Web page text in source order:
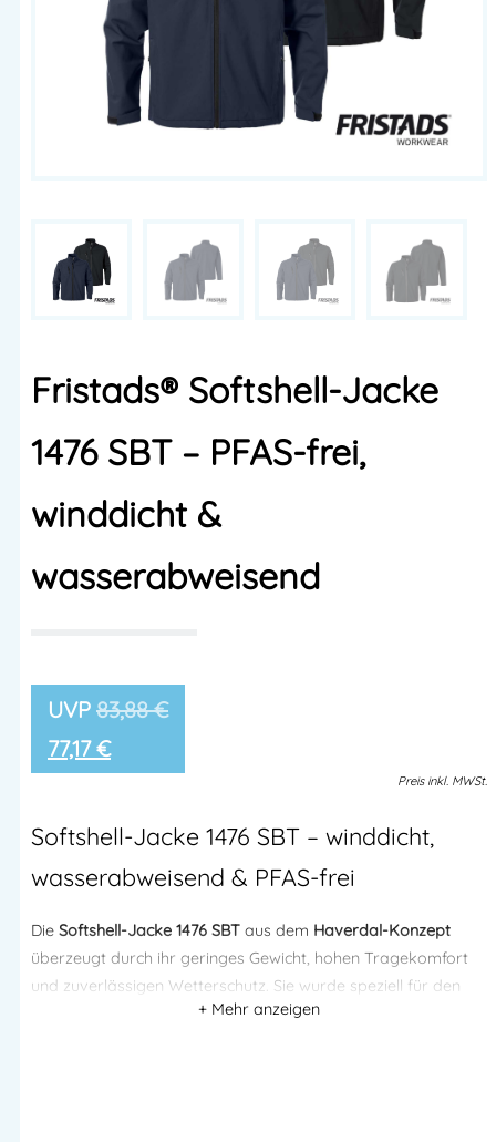
Fristads® Softshell-Jacke
1476 SBT – PFAS-frei,
winddicht &
wasserabweisend
83,88€
77,17€
Preis inkl. MWSt.
Softshell-Jacke 1476 SBT – winddicht,
wasserabweisend & PFAS-frei
Die Softshell-Jacke 1476 SBT aus dem Haverdal-Konzept
überzeugt durch ihr geringes Gewicht, hohen Tragekomfort
und zuverlässigen Wetterschutz. Sie wurde speziell für den
professionellen Einsatz im Handwerk, auf der Baustelle und in